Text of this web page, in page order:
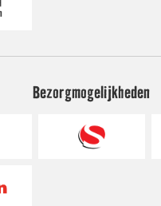
Bezorgmogelijkheden